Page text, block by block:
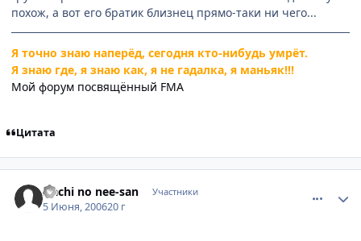
похож, а вот его братик близнец прямо-таки ни чего...
Я точно знаю наперёд, сегодня кто-нибудь умрёт.
Я знаю где, я знаю как, я не гадалка, я маньяк!!!
Мой форум посвящённый FMA
Цитата
Itachi no nee-san Участники
5 Июня, 200620 г